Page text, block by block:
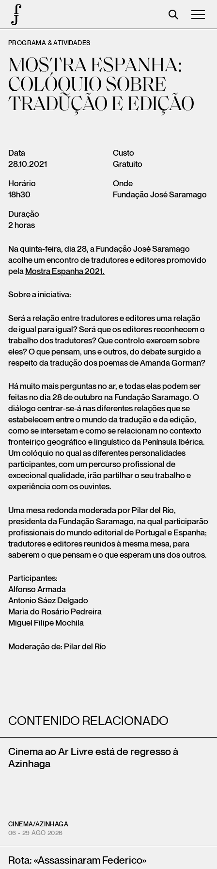
José Saramago
Programación
La Fundación
Aparceros
Tienda
Carrito
Acceso
PROGRAMA & ATIVIDADES
MOSTRA ESPANHA:
COLÓQUIO SOBRE
TRADUÇÃO E EDIÇÃO
Data
28.10.2021
Horário
18h30
Duração
2 horas
Custo
Gratuito
Onde
Fundação José Saramago
Na quinta-feira, dia 28, a Fundação José Saramago
acolhe um encontro de tradutores e editores promovido
pela Mostra Espanha 2021.
Sobre a iniciativa:
Será a relação entre tradutores e editores uma relação
de igual para igual? Será que os editores reconhecem o
trabalho dos tradutores? Que controlo exercem sobre
eles? O que pensam, uns e outros, do debate surgido a
respeito da tradução dos poemas de Amanda Gorman?
Há muito mais perguntas no ar, e todas elas podem ser
feitas no dia 28 de outubro na Fundação Saramago. O
diálogo centrar-se-á nas diferentes relações que se
estabelecem entre o mundo da tradução e da edição,
como se intersetam e como se relacionam no contexto
fronteiriço geográfico e linguístico da Península Ibérica.
Um colóquio no qual as diferentes personalidades
participantes, com um percurso profissional de
excecional qualidade, irão partilhar o seu trabalho e
experiência com os ouvintes.
Uma mesa redonda moderada por Pilar del Río,
presidenta da Fundação Saramago, na qual participarão
profissionais do mundo editorial de Portugal e Espanha;
tradutores e editores reunidos à mesma mesa, para
saberem o que pensam e o que esperam uns dos outros.
Participantes:
Alfonso Armada
Antonio Sáez Delgado
Maria do Rosário Pedreira
Miguel Filipe Mochila
Moderação de: Pilar del Río
CONTENIDO RELACIONADO
Cinema ao Ar Livre está de regresso à
Azinhaga
CINEMA/AZINHAGA
06 - 29 AGO 2026
Rota: «Assassinaram Federico»